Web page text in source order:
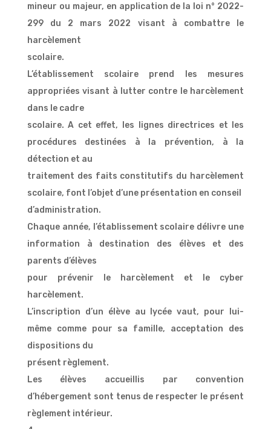
mineur ou majeur, en application de la loi n° 2022-
299 du 2 mars 2022 visant à combattre le
harcèlement
scolaire.
L’établissement scolaire prend les mesures
appropriées visant à lutter contre le harcèlement
dans le cadre
scolaire. A cet effet, les lignes directrices et les
procédures destinées à la prévention, à la
détection et au
traitement des faits constitutifs du harcèlement
scolaire, font l’objet d’une présentation en conseil
d’administration.
Chaque année, l’établissement scolaire délivre une
information à destination des élèves et des
parents d’élèves
pour prévenir le harcèlement et le cyber
harcèlement.
L’inscription d’un élève au lycée vaut, pour lui-
même comme pour sa famille, acceptation des
dispositions du
présent règlement.
Les élèves accueillis par convention
d’hébergement sont tenus de respecter le présent
règlement intérieur.